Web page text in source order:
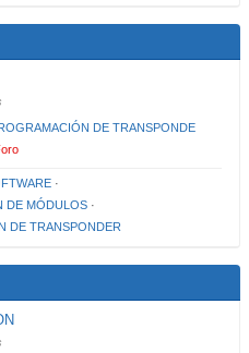
DE TRANSPONDE
·
DE MÓDULOS ·
DE TRANSPONDER